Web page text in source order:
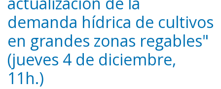
demanda hídrica de cultivos
en grandes zonas regables"
(jueves 4 de diciembre,
11h.)